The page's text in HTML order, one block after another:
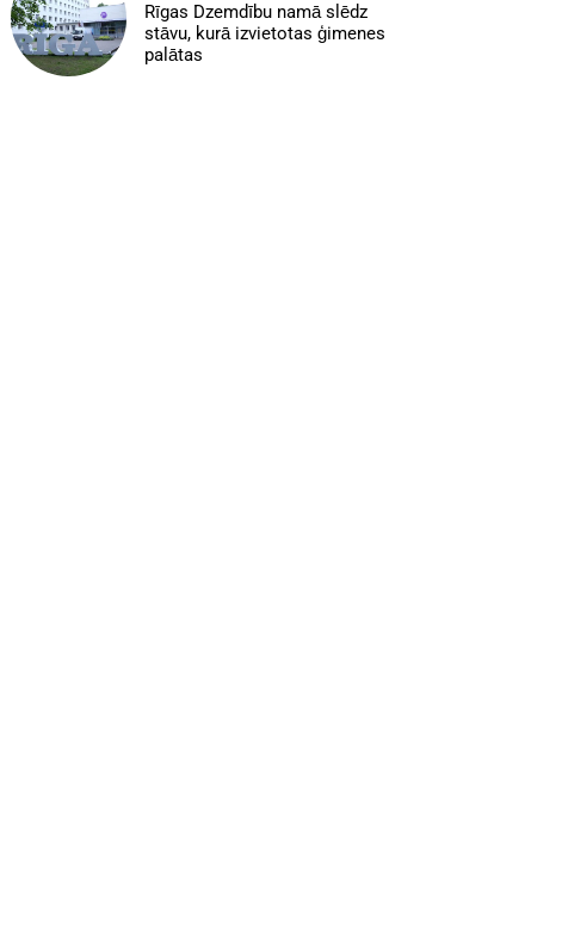
Rīgas Dzemdību namā slēdz
stāvu, kurā izvietotas ģimenes
palātas